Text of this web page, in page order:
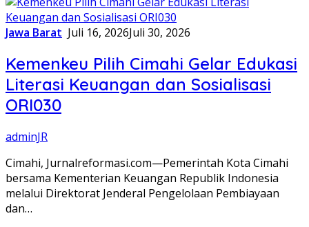
Jawa Barat Juli 16, 2026Juli 30, 2026
Kemenkeu Pilih Cimahi Gelar Edukasi
Literasi Keuangan dan Sosialisasi
ORI030
adminJR
Cimahi, Jurnalreformasi.com—Pemerintah Kota Cimahi
bersama Kementerian Keuangan Republik Indonesia
melalui Direktorat Jenderal Pengelolaan Pembiayaan
dan…